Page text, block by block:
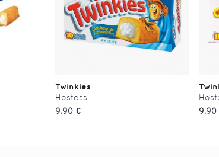
Twinkies
Hostess
9,90 €
9,90